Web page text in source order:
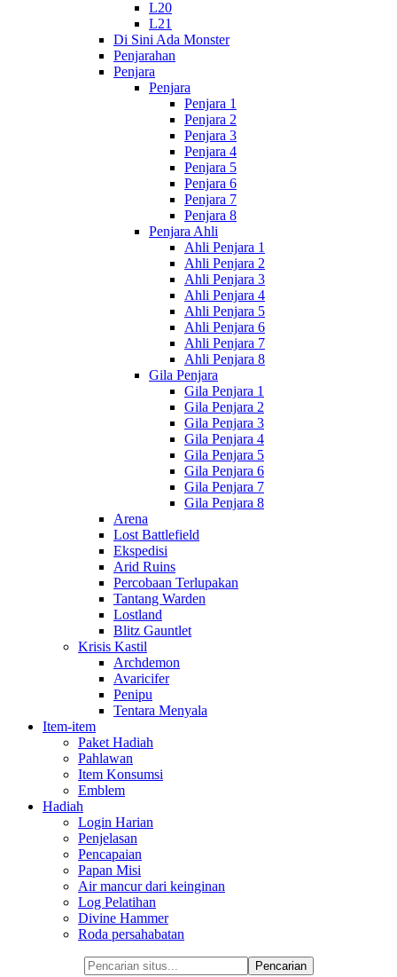
L20
L21
Di Sini Ada Monster
Penjarahan
Penjara
Penjara
Penjara 1
Penjara 2
Penjara 3
Penjara 4
Penjara 5
Penjara 6
Penjara 7
Penjara 8
Penjara Ahli
Ahli Penjara 1
Ahli Penjara 2
Ahli Penjara 3
Ahli Penjara 4
Ahli Penjara 5
Ahli Penjara 6
Ahli Penjara 7
Ahli Penjara 8
Gila Penjara
Gila Penjara 1
Gila Penjara 2
Gila Penjara 3
Gila Penjara 4
Gila Penjara 5
Gila Penjara 6
Gila Penjara 7
Gila Penjara 8
Arena
Lost Battlefield
Ekspedisi
Arid Ruins
Percobaan Terlupakan
Tantang Warden
Lostland
Blitz Gauntlet
Krisis Kastil
Archdemon
Avaricifer
Penipu
Tentara Menyala
Item-item
Paket Hadiah
Pahlawan
Item Konsumsi
Emblem
Hadiah
Login Harian
Penjelasan
Pencapaian
Papan Misi
Air mancur dari keinginan
Log Pelatihan
Divine Hammer
Roda persahabatan